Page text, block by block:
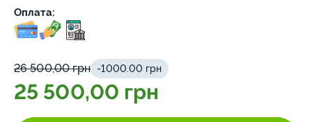
Оплата:
26 500,00 грн -1000.00 грн
25 500,00 грн